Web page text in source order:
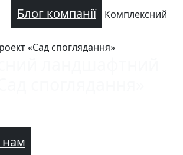
Блог компанії Комплексний
«Cад споглядання»
нам